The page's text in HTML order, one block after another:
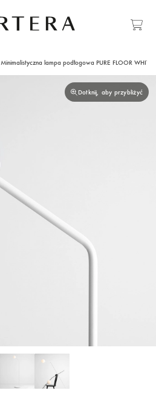
Minimalistyczna lampa podłogowa PURE FLOOR WHITE
Dotknij, aby przybliżyć